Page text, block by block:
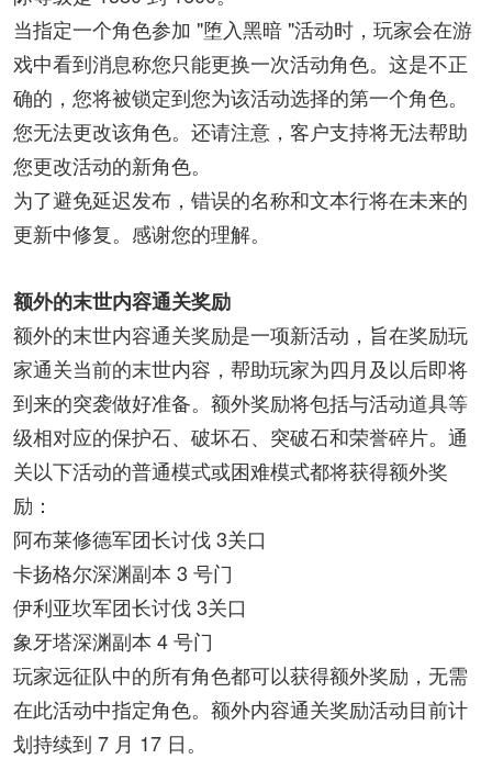
当指定一个角色参加 "堕入黑暗 "活动时，玩家会在游
戏中看到消息称您只能更换一次活动角色。这是不正
确的，您将被锁定到您为该活动选择的第一个角色。
您无法更改该角色。还请注意，客户支持将无法帮助
您更改活动的新角色。
为了避免延迟发布，错误的名称和文本行将在未来的
更新中修复。感谢您的理解。
额外的末世内容通关奖励
额外的末世内容通关奖励是一项新活动，旨在奖励玩
家通关当前的末世内容，帮助玩家为四月及以后即将
到来的突袭做好准备。额外奖励将包括与活动道具等
级相对应的保护石、破坏石、突破石和荣誉碎片。通
关以下活动的普通模式或困难模式都将获得额外奖
励：
阿布莱修德军团长讨伐 3关口
卡扬格尔深渊副本 3 号门
伊利亚坎军团长讨伐 3关口
象牙塔深渊副本 4 号门
玩家远征队中的所有角色都可以获得额外奖励，无需
在此活动中指定角色。额外内容通关奖励活动目前计
划持续到 7 月 17 日。